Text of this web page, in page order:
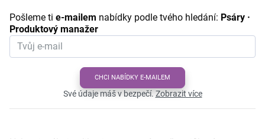
Pošleme ti e-mailem nabídky podle tvého hledání: Psáry ·
Produktový manažer
CHCI NABÍDKY E-MAILEM
Své údaje máš v bezpečí.Zobrazit více